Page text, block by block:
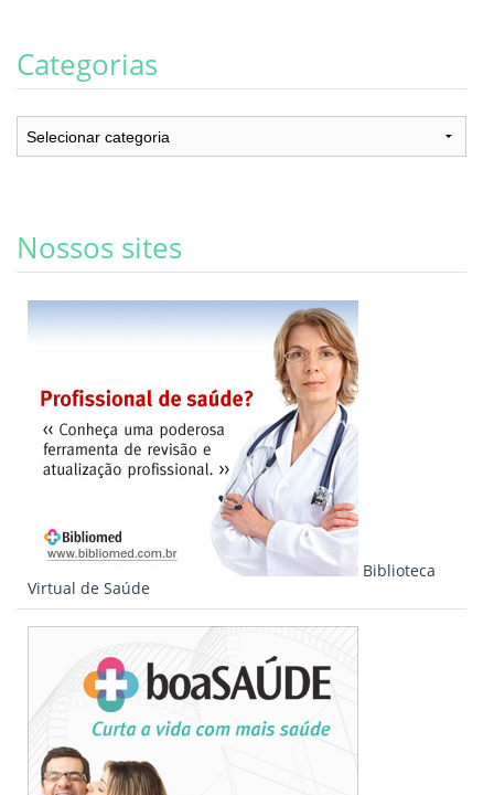
Categorias
Categorias
Nossos sites
Biblioteca
Virtual de Saúde